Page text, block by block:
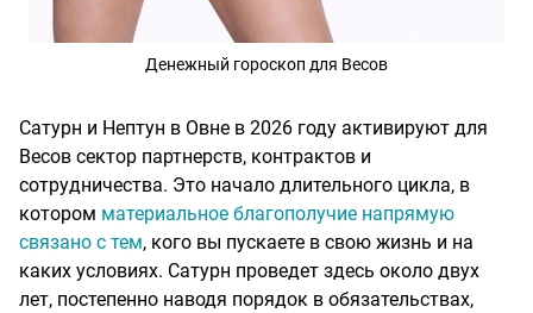
Денежный гороскоп для Весов
Сатурн и Нептун в Овне в 2026 году активируют для
Весов сектор партнерств, контрактов и
сотрудничества. Это начало длительного цикла, в
котором материальное благополучие напрямую
связано с тем, кого вы пускаете в свою жизнь и на
каких условиях. Сатурн проведет здесь около двух
лет, постепенно наводя порядок в обязательствах,